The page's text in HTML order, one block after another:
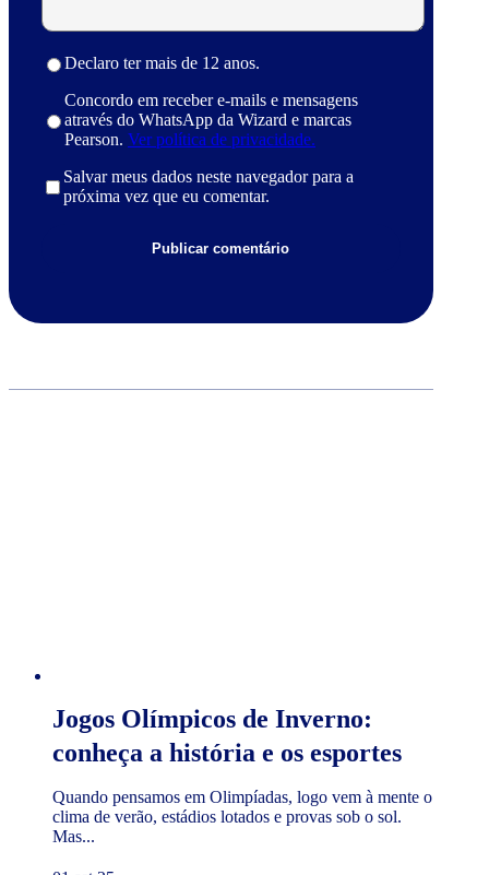
Declaro ter mais de 12 anos.
Concordo em receber e-mails e mensagens
através do WhatsApp da Wizard e marcas
Pearson. Ver política de privacidade.
Salvar meus dados neste navegador para a
próxima vez que eu comentar.
Jogos Olímpicos de Inverno:
conheça a história e os esportes
Quando pensamos em Olimpíadas, logo vem à mente o
clima de verão, estádios lotados e provas sob o sol.
Mas...